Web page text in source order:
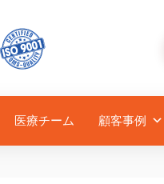
医療チーム 顧客事例